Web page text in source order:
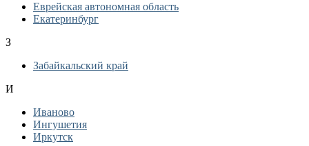
Еврейская автономная область
Екатеринбург
З
Забайкальский край
И
Иваново
Ингушетия
Иркутск